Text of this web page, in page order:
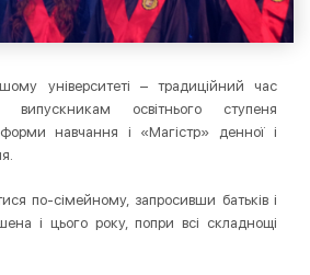
університеті – традиційний час
випускникам освітнього ступеня
навчання і «Магістр» денної і
по-сімейному, запросивши батьків і
і цього року, попри всі складнощі